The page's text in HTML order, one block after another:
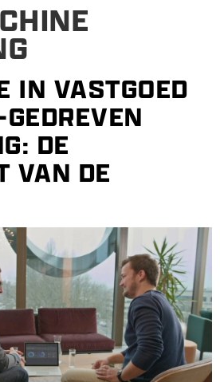
IN VASTGOED
DE
VAN DE